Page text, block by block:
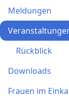
Meldungen
Rückblick
Downloads
Frauen im